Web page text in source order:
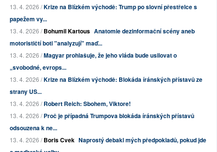
13. 4. 2026 /Krize na Blízkém východě: Trump po slovní přestřelce s
papežem vy...
13. 4. 2026 /Bohumil Kartous Anatomie dezinformační scény aneb
motorističtí boti "analyzují" maď...
13. 4. 2026 /Magyar prohlašuje, že jeho vláda bude usilovat o
„svobodné, evrops...
13. 4. 2026 /Krize na Blízkém východě: Blokáda íránských přístavů ze
strany US...
13. 4. 2026 /Robert Reich: Sbohem, Viktore!
13. 4. 2026 /Proč je případná Trumpova blokáda íránských přístavů
odsouzena k ne...
13. 4. 2026 /Boris Cvek Naprostý debakl mých předpokladů, pokud jde